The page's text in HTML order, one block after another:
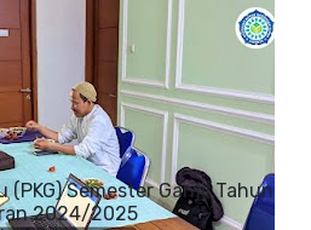
(PKG) Semester Ganjil Tahun
2024/2025